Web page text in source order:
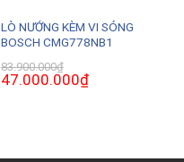
LÒ NƯỚNG KÈM VI SÓNG
BOSCH CMG778NB1
83.900.000₫
Giá
gốc
47.000.000₫Giá
hiện